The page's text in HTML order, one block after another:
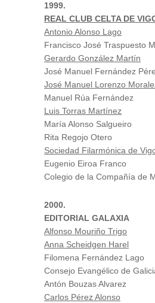
1999.
REAL CLUB CELTA DE
Antonio Alonso Lago
Francisco José Traspuesto
Gerardo González Martín
José Manuel Fernández
José Manuel Lorenzo
Manuel Rúa Fernández
Luis Torras Martínez
María Alonso Salgueiro
Rita Regojo Otero
Sociedad Filarmónica de
Eugenio Eiroa Franco
Colegio de la Compañía de
2000.
EDITORIAL GALAXIA
Alfonso Mouriño Trigo
Anna Scheidgen Harel
Filomena Fernández Lago
Consejo Evangélico de
Antón Bouzas Alvarez
Carlos Pérez Alonso